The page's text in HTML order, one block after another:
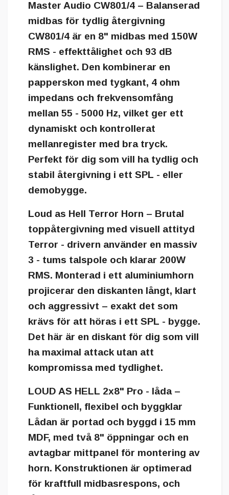
Master Audio CW801/4 – Balanserad
midbas för tydlig återgivning
CW801/4 är en 8" midbas med 150W
RMS - effekttålighet och 93 dB
känslighet. Den kombinerar en
papperskon med tygkant, 4 ohm
impedans och frekvensomfång
mellan 55 - 5000 Hz, vilket ger ett
dynamiskt och kontrollerat
mellanregister med bra tryck.
Perfekt för dig som vill ha tydlig och
stabil återgivning i ett SPL - eller
demobygge.
Loud as Hell Terror Horn – Brutal
toppåtergivning med visuell attityd
Terror - drivern använder en massiv
3 - tums talspole och klarar 200W
RMS. Monterad i ett aluminiumhorn
projicerar den diskanten långt, klart
och aggressivt – exakt det som
krävs för att höras i ett SPL - bygge.
Det här är en diskant för dig som vill
ha maximal attack utan att
kompromissa med tydlighet.
LOUD AS HELL 2x8" Pro - låda –
Funktionell, flexibel och byggklar
Lådan är portad och byggd i 15 mm
MDF, med två 8" öppningar och en
avtagbar mittpanel för montering av
horn. Konstruktionen är optimerad
för kraftfull midbasrespons, och